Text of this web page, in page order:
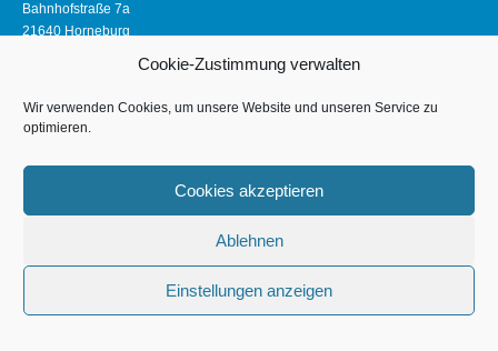
Cookie-Zustimmung verwalten
Wir verwenden Cookies, um unsere Website und unseren Service zu
optimieren.
Cookies akzeptieren
Ablehnen
Einstellungen anzeigen
Bahnhofstraße 7a
21640 Horneburg
Links:
Impressum